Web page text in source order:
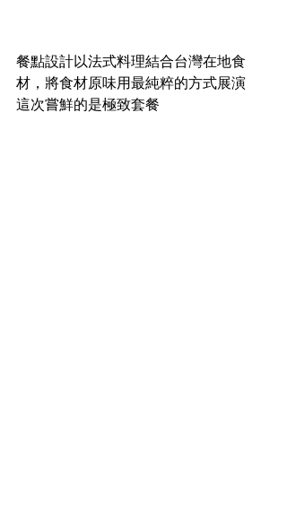
餐點設計以法式料理結合台灣在地食
材，將食材原味用最純粹的方式展演
這次嘗鮮的是極致套餐